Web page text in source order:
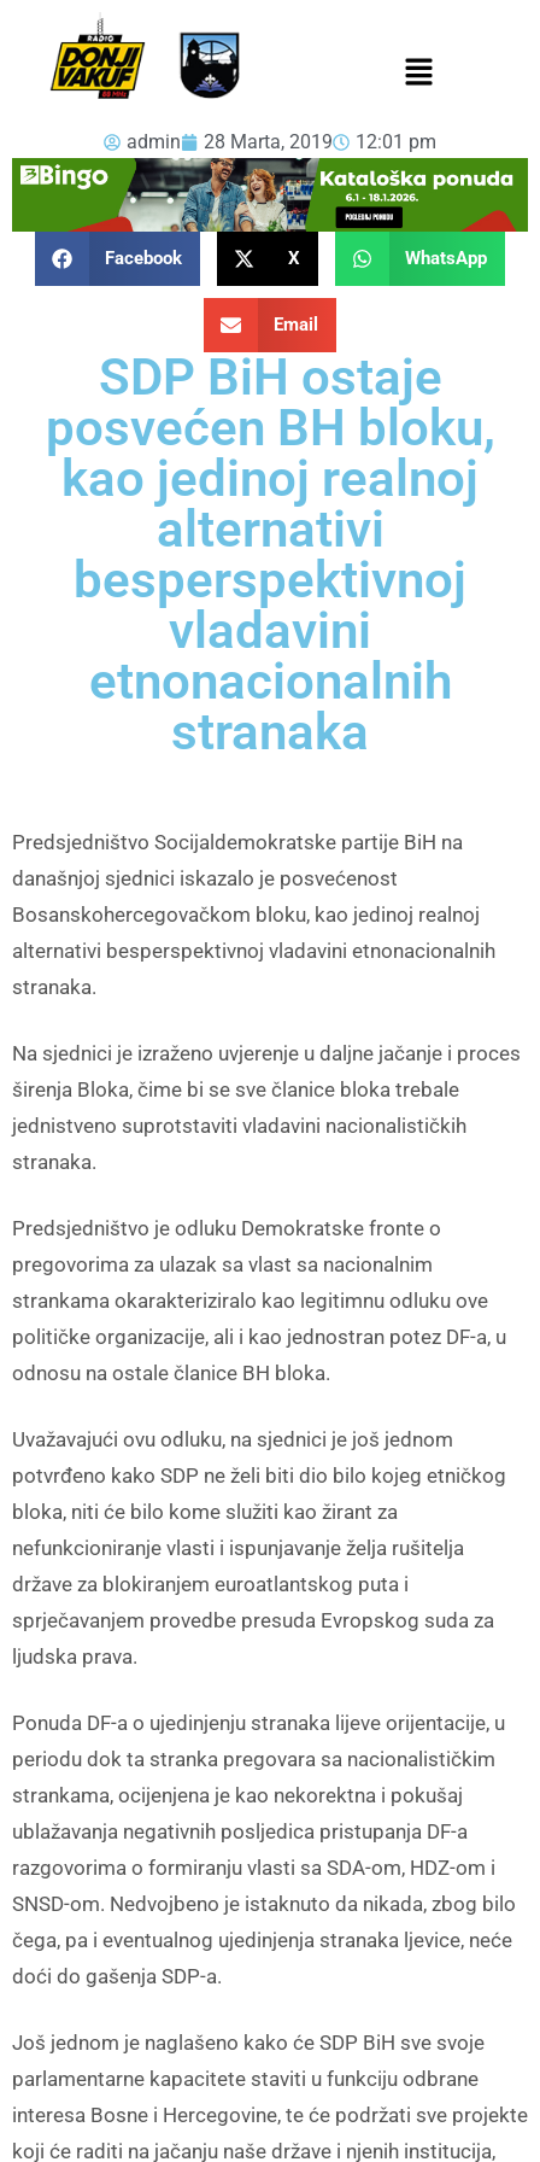
admin 28 Marta, 2019 12:01 pm
Facebook X WhatsApp
Email
SDP BiH ostaje
posvećen BH bloku,
kao jedinoj realnoj
alternativi
besperspektivnoj
vladavini
etnonacionalnih
stranaka
Predsjedništvo Socijaldemokratske partije BiH na
današnjoj sjednici iskazalo je posvećenost
Bosanskohercegovačkom bloku, kao jedinoj realnoj
alternativi besperspektivnoj vladavini etnonacionalnih
stranaka.
Na sjednici je izraženo uvjerenje u daljne jačanje i proces
širenja Bloka, čime bi se sve članice bloka trebale
jednistveno suprotstaviti vladavini nacionalističkih
stranaka.
Predsjedništvo je odluku Demokratske fronte o
pregovorima za ulazak sa vlast sa nacionalnim
strankama okarakteriziralo kao legitimnu odluku ove
političke organizacije, ali i kao jednostran potez DF-a, u
odnosu na ostale članice BH bloka.
Uvažavajući ovu odluku, na sjednici je još jednom
potvrđeno kako SDP ne želi biti dio bilo kojeg etničkog
bloka, niti će bilo kome služiti kao žirant za
nefunkcioniranje vlasti i ispunjavanje želja rušitelja
države za blokiranjem euroatlantskog puta i
sprječavanjem provedbe presuda Evropskog suda za
ljudska prava.
Ponuda DF-a o ujedinjenju stranaka lijeve orijentacije, u
periodu dok ta stranka pregovara sa nacionalističkim
strankama, ocijenjena je kao nekorektna i pokušaj
ublažavanja negativnih posljedica pristupanja DF-a
razgovorima o formiranju vlasti sa SDA-om, HDZ-om i
SNSD-om. Nedvojbeno je istaknuto da nikada, zbog bilo
čega, pa i eventualnog ujedinjenja stranaka ljevice, neće
doći do gašenja SDP-a.
Još jednom je naglašeno kako će SDP BiH sve svoje
parlamentarne kapacitete staviti u funkciju odbrane
interesa Bosne i Hercegovine, te će podržati sve projekte
koji će raditi na jačanju naše države i njenih institucija,